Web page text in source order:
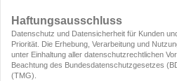
Haftungsausschluss
Datenschutz und Datensicherheit für Kunden
Priorität. Die Erhebung, Verarbeitung und
unter Einhaltung aller datenschutzrechtlichen
Beachtung des Bundesdatenschutzgesetzes
(TMG).